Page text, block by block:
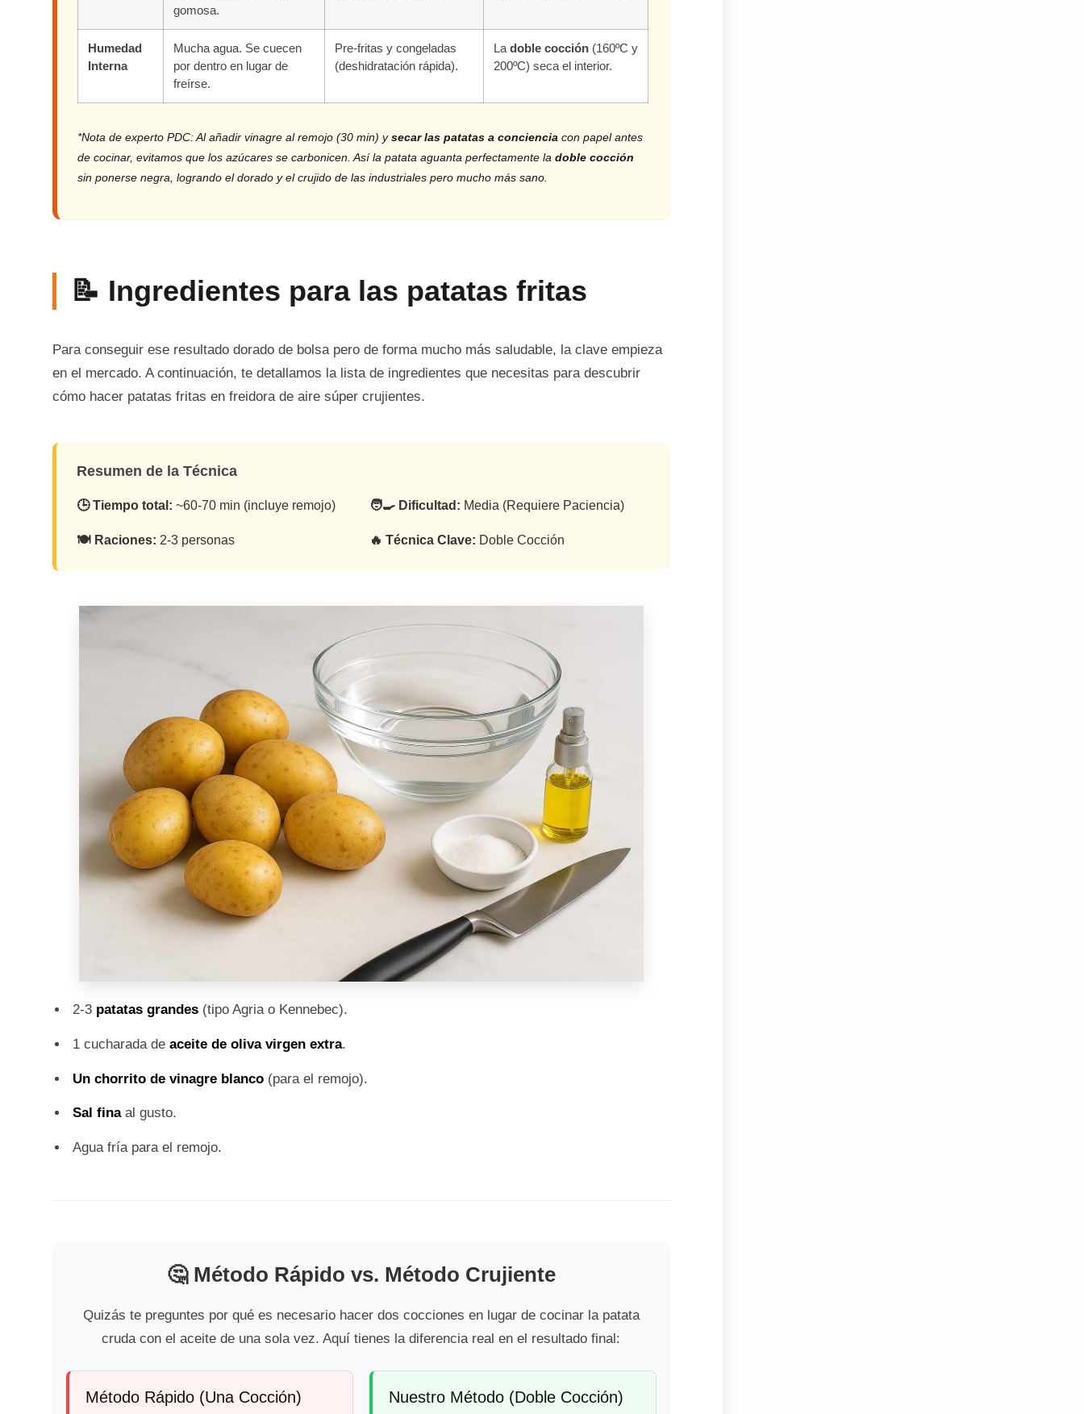
gomosa.
Humedad
Interna
Mucha agua. Se cuecen
por dentro en lugar de
freírse.
Pre-fritas y congeladas
(deshidratación rápida).
La doble cocción (160ºC y
200ºC) seca el interior.
*Nota de experto PDC: Al añadir vinagre al remojo (30 min) ysecar las patatas a conciencia con papel antes
de cocinar, evitamos que los azúcares se carbonicen. Así la patata aguanta perfectamente la doble cocción
sin ponerse negra, logrando el dorado y el crujido de las industriales pero mucho más sano.
📝 Ingredientes para las patatas fritas
Para conseguir ese resultado dorado de bolsa pero de forma mucho más saludable, la clave empieza
en el mercado. A continuación, te detallamos la lista de ingredientes que necesitas para descubrir
cómo hacer patatas fritas en freidora de aire súper crujientes.
Resumen de la Técnica
🕒 Tiempo total: ~60-70 min (incluye remojo) 🧑‍🍳 Dificultad: Media (Requiere Paciencia)
🍽️ Raciones: 2-3 personas 🔥 Técnica Clave: Doble Cocción
2-3 patatas grandes (tipo Agria o Kennebec).
1 cucharada de aceite de oliva virgen extra.
Un chorrito de vinagre blanco (para el remojo).
Sal finaal gusto.
Agua fría para el remojo.
🤔 Método Rápido vs. Método Crujiente
Quizás te preguntes por qué es necesario hacer dos cocciones en lugar de cocinar la patata
cruda con el aceite de una sola vez. Aquí tienes la diferencia real en el resultado final:
Método Rápido (Una Cocción) Nuestro Método (Doble Cocción)